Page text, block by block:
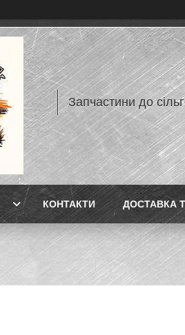
Запчастини до
КОНТАКТИ ДОСТАВКА